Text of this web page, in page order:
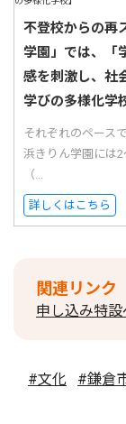
不登校からの再
学園」では、「
感を刺激し、社
学びの多様化学
それぞれのペース
浜きりん学園には
（...
詳しくはこちら
関連リンク
申し込み特設
#文化 #鎌倉